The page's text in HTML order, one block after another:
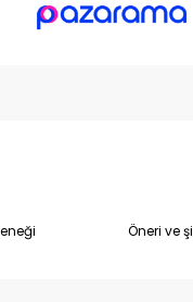
Öneri ve